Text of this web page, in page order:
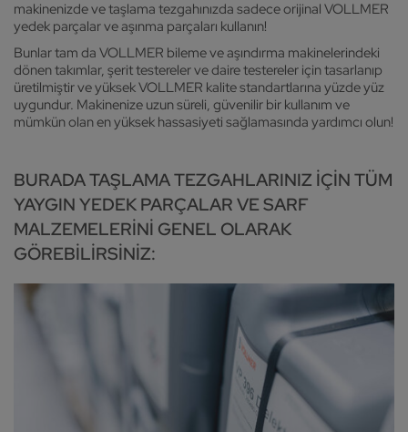
makinenizde ve taşlama tezgahınızda sadece orijinal VOLLMER
yedek parçalar ve aşınma parçaları kullanın!
Bunlar tam da VOLLMER bileme ve aşındırma makinelerindeki
dönen takımlar, şerit testereler ve daire testereler için tasarlanıp
üretilmiştir ve yüksek VOLLMER kalite standartlarına yüzde yüz
uygundur. Makinenize uzun süreli, güvenilir bir kullanım ve
mümkün olan en yüksek hassasiyeti sağlamasında yardımcı olun!
BURADA TAŞLAMA TEZGAHLARINIZ IÇIN TÜM
YAYGIN YEDEK PARÇALAR VE SARF
MALZEMELERINI GENEL OLARAK
GÖREBILIRSINIZ: